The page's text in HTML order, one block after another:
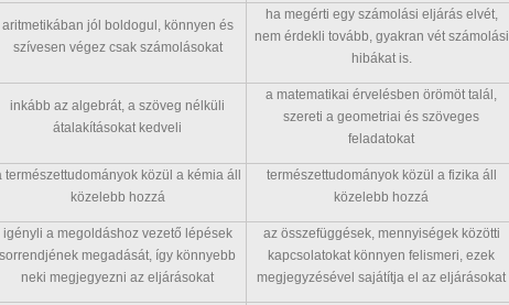
aritmetikában jól boldogul, könnyen és
szívesen végez csak számolásokat
ha megérti egy számolási eljárás elvét,
nem érdekli tovább, gyakran vét számolási
hibákat is.
inkább az algebrát, a szöveg nélküli
átalakításokat kedveli
a matematikai érvelésben örömöt talál,
szereti a geometriai és szöveges
feladatokat
természettudományok közül a kémia áll
közelebb hozzá
természettudományok közül a fizika áll
közelebb hozzá
igényli a megoldáshoz vezető lépések
sorrendjének megadását, így könnyebb
neki megjegyezni az eljárásokat
az összefüggések, mennyiségek közötti
kapcsolatokat könnyen felismeri, ezek
megjegyzésével sajátítja el az eljárásokat